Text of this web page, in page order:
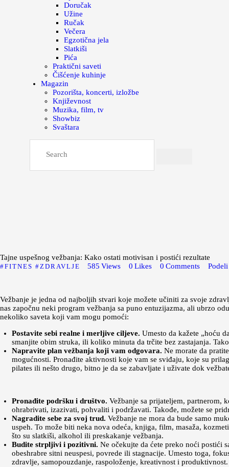
Doručak
Užine
Ručak
Večera
Egzotična jela
Slatkiši
Pića
Praktični saveti
Čišćenje kuhinje
Magazin
Pozorišta, koncerti, izložbe
Književnost
Muzika, film, tv
Showbiz
Svaštara
Tajne uspešnog vežbanja: Kako ostati motivisan i postići rezultate
FITNES ZDRAVLJE 585 Views 0 Likes 0 Comments Podeli
Vežbanje je jedna od najboljih stvari koje možete učiniti za svoje
nas započnu neki program vežbanja sa puno entuzijazma, ali ubrzo
nekoliko saveta koji vam mogu pomoći:
Postavite sebi realne i merljive ciljeve. Umesto da kažete „hoću
smanjite obim struka, ili koliko minuta da trčite bez zastajanja.
Napravite plan vežbanja koji vam odgovara. Ne morate da
mogućnosti. Pronađite aktivnosti koje vam se sviđaju, koje su
pilates ili nešto drugo, bitno je da se zabavljate i uživate dok
Pronađite podršku i društvo. Vežbanje sa prijateljem, partnerom,
ohrabrivati, izazivati, pohvaliti i podržavati. Takođe, možete se
Nagradite sebe za svoj trud. Vežbanje ne mora da bude samo
uspeh. To može biti neka nova odeća, knjiga, film, masaža,
što su slatkiši, alkohol ili preskakanje vežbanja.
Budite strpljivi i pozitivni. Ne očekujte da ćete preko noći postići
obeshrabre sitni neuspesi, povrede ili stagnacije. Umesto toga,
zdravlje, samopouzdanje, raspoloženje, kreativnost i produktivnost.